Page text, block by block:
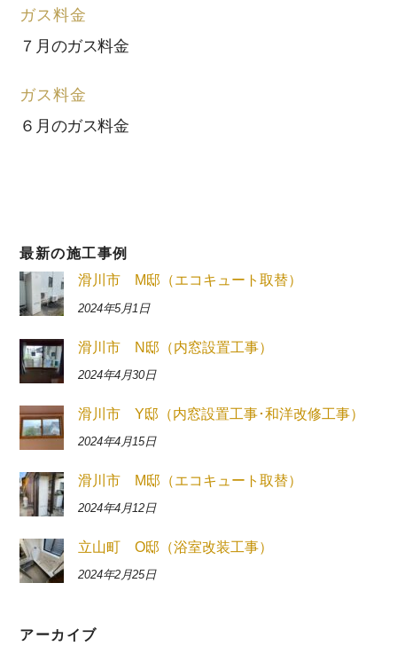
ガス料金
７月のガス料金
ガス料金
６月のガス料金
最新の施工事例
滑川市 M邸（エコキュート取替）
2024年5月1日
滑川市 N邸（内窓設置工事）
2024年4月30日
滑川市 Y邸（内窓設置工事･和洋改修工事）
2024年4月15日
滑川市 M邸（エコキュート取替）
2024年4月12日
立山町 O邸（浴室改装工事）
2024年2月25日
アーカイブ